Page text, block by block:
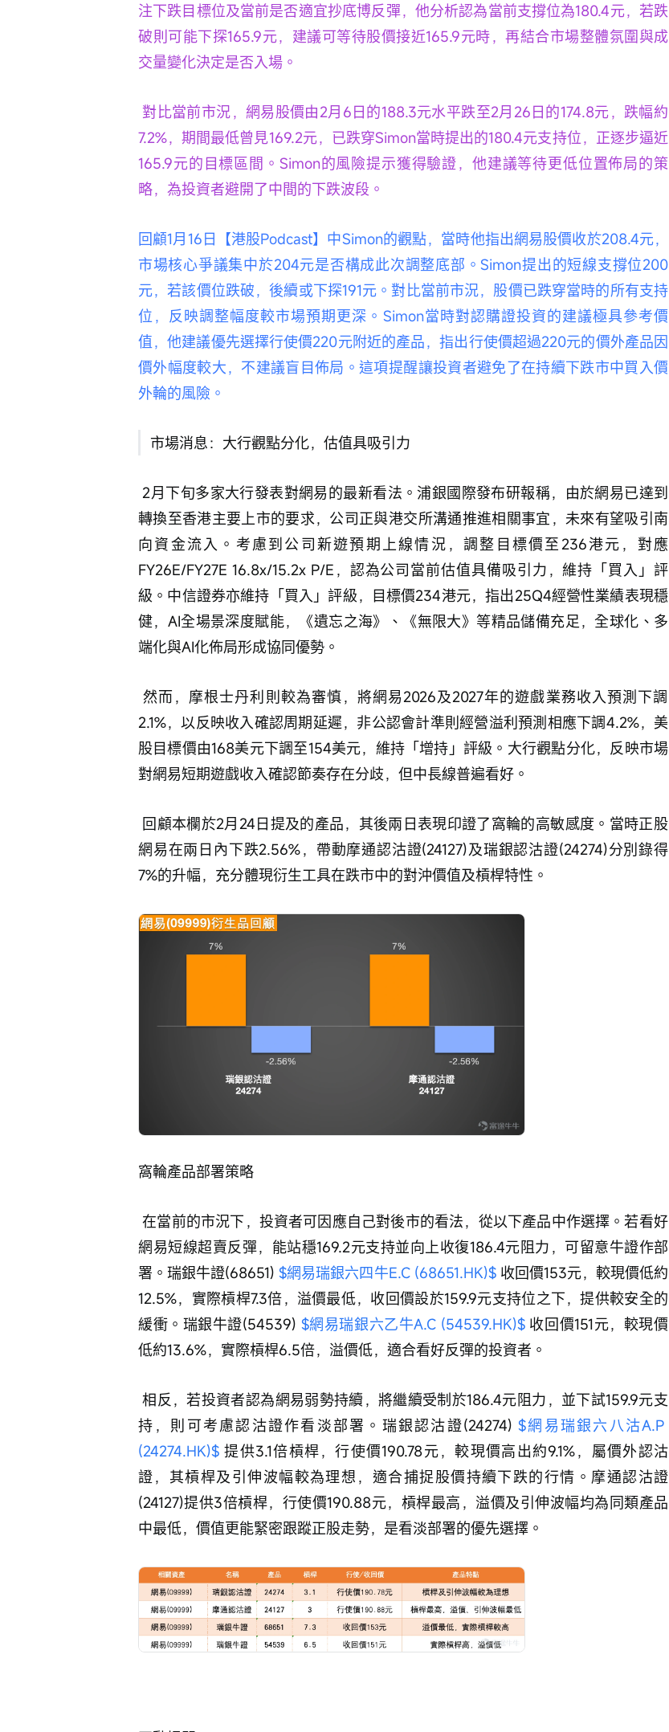
注下跌目標位及當前是否適宜抄底博反彈，他分析認為當前支撐位為180.4元，若跌
破則可能下探165.9元，建議可等待股價接近165.9元時，再結合市場整體氛圍與成
交量變化決定是否入場。
對比當前市況，網易股價由2月6日的188.3元水平跌至2月26日的174.8元，跌幅約
7.2%，期間最低曾見169.2元，已跌穿Simon當時提出的180.4元支持位，正逐步逼近
165.9元的目標區間。Simon的風險提示獲得驗證，他建議等待更低位置佈局的策
略，為投資者避開了中間的下跌波段。
回顧1月16日【港股Podcast】中Simon的觀點，當時他指出網易股價收於208.4元，
市場核心爭議集中於204元是否構成此次調整底部。Simon提出的短線支撐位200
元，若該價位跌破，後續或下探191元。對比當前市況，股價已跌穿當時的所有支持
位，反映調整幅度較市場預期更深。Simon當時對認購證投資的建議極具參考價
值，他建議優先選擇行使價220元附近的產品，指出行使價超過220元的價外產品因
價外幅度較大，不建議盲目佈局。這項提醒讓投資者避免了在持續下跌市中買入價
外輪的風險。
市場消息：大行觀點分化，估值具吸引力
轉換至香港主要上市的要求，公司正與港交所溝通推進相關事宜，未來有望吸引南
向資金流入。考慮到公司新遊預期上線情況，調整目標價至236港元，對應
FY26E/FY27E 16.8x/15.2x P/E，認為公司當前估值具備吸引力，維持「買入」評
級。中信證券亦維持「買入」評級，目標價234港元，指出25Q4經營性業績表現穩
健，AI全場景深度賦能，《遺忘之海》、《無限大》等精品儲備充足，全球化、多
端化與AI化佈局形成協同優勢。
然而，摩根士丹利則較為審慎，將網易2026及2027年的遊戲業務收入預測下調
2.1%，以反映收入確認周期延遲，非公認會計準則經營溢利預測相應下調4.2%，美
股目標價由168美元下調至154美元，維持「增持」評級。大行觀點分化，反映市場
對網易短期遊戲收入確認節奏存在分歧，但中長線普遍看好。
網易在兩日內下跌2.56%，帶動摩通認沽證(24127)及瑞銀認沽證(24274)分別錄得
7%的升幅，充分體現衍生工具在跌市中的對沖價值及槓桿特性。
窩輪產品部署策略
在當前的市況下，投資者可因應自己對後市的看法，從以下產品中作選擇。若看好
網易短線超賣反彈，能站穩169.2元支持並向上收復186.4元阻力，可留意牛證作部
署。瑞銀牛證(68651) $網易瑞銀六四牛E.C (68651.HK)$ 收回價153元，較現價低約
12.5%，實際槓桿7.3倍，溢價最低，收回價設於159.9元支持位之下，提供較安全的
緩衝。瑞銀牛證(54539) $網易瑞銀六乙牛A.C (54539.HK)$ 收回價151元，較現價
低約13.6%，實際槓桿6.5倍，溢價低，適合看好反彈的投資者。
相反，若投資者認為網易弱勢持續，將繼續受制於186.4元阻力，並下試159.9元支
持，則可考慮認沽證作看淡部署。瑞銀認沽證(24274) $網易瑞銀六八沽A.P
(24274.HK)$ 提供3.1倍槓桿，行使價190.78元，較現價高出約9.1%，屬價外認沽
證，其槓桿及引伸波幅較為理想，適合捕捉股價持續下跌的行情。摩通認沽證
(24127)提供3倍槓桿，行使價190.88元，槓桿最高，溢價及引伸波幅均為同類產品
中最低，價值更能緊密跟蹤正股走勢，是看淡部署的優先選擇。